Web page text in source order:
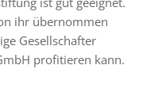
ihr übernommen
Gesellschafter
profitieren kann.